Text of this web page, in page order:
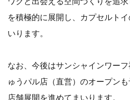
を積極的に展開し、カプセルト
いります。
なお、今後はサンシャインワー
ゅうパル店（直営）のオープン
店舗展開を進めてまいります。